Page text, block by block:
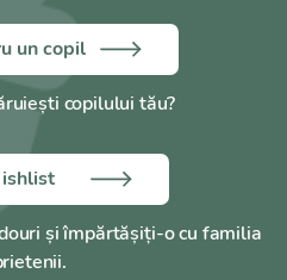
un copil
copilului tău?
și împărtășiți-o cu familia